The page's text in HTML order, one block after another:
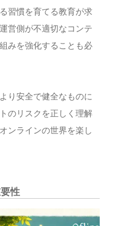
習慣を育てる教育が求
営側が不適切なコンテ
みを強化することも必
り安全で健全なものに
のリスクを正しく理解
ンラインの世界を楽し
性